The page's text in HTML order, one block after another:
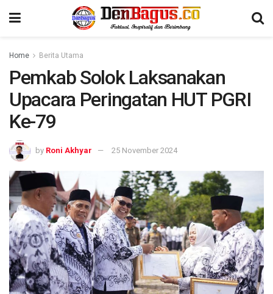
Home Berita Utama
Pemkab Solok Laksanakan
Upacara Peringatan HUT PGRI
Ke-79
by Roni Akhyar 25 November 2024